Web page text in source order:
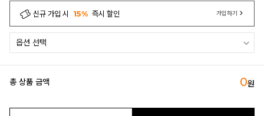
신규 가입 시 15% 즉시 할인 가입하기
총 상품 금액 0원